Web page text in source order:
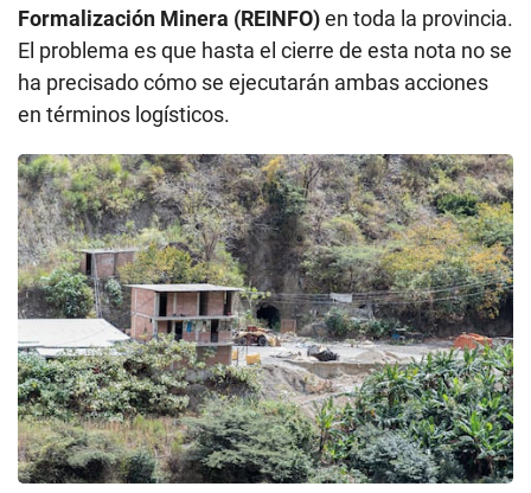
Formalización Minera (REINFO)en toda la provincia.
El problema es que hasta el cierre de esta nota no se
ha precisado cómo se ejecutarán ambas acciones
en términos logísticos.